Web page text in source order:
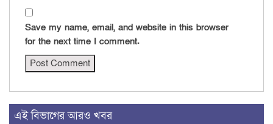
Save my name, email, and website in this browser
for the next time I comment.
এই বিভাগের আরও খবর